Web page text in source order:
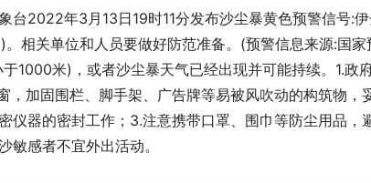
台2022年3月13日19时11分发布沙尘暴黄色预警信号:
相关单位和人员要做好防范准备。(预警信息来源:国
1000米)，或者沙尘暴天气已经出现并可能持续。1.政
，加固围栏、脚手架、广告牌等易被风吹动的构筑物
仪器的密封工作；3.注意携带口罩、围巾等防尘用品
敏感者不宜外出活动。